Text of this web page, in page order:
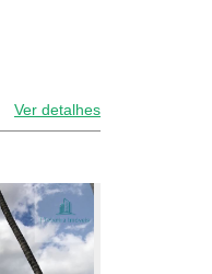
Ver detalhes